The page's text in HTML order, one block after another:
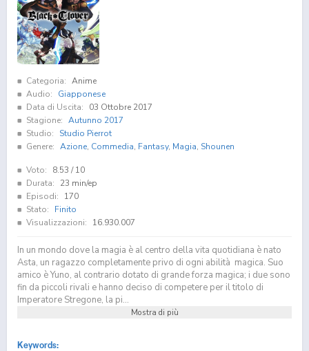
Categoria: Anime
Audio:
Giapponese
Data di Uscita:
03 Ottobre 2017
Stagione: Autunno 2017
Studio:
Studio Pierrot
Genere: Azione, Commedia, Fantasy, Magia, Shounen
Voto: 8.53 / 10
Durata:
23 min/ep
Episodi:
170
Stato:
Finito
Visualizzazioni:
16.930.007
In un mondo dove la magia è al centro della vita quotidiana è nato
Asta, un ragazzo completamente privo di ogni abilità magica. Suo
amico è Yuno, al contrario dotato di grande forza magica; i due sono
fin da piccoli rivali e hanno deciso di competere per il titolo di
Imperatore Stregone, la pi...
Mostra di più
Keywords: